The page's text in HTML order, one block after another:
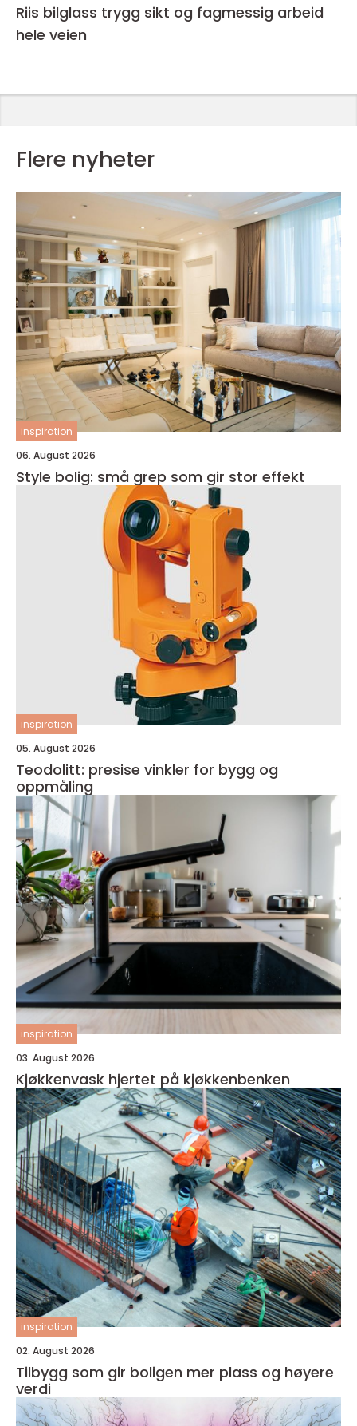
Riis bilglass trygg sikt og fagmessig arbeid
hele veien
Flere nyheter
inspiration
06. August 2026
Style bolig: små grep som gir stor effekt
inspiration
05. August 2026
Teodolitt: presise vinkler for bygg og
oppmåling
inspiration
03. August 2026
Kjøkkenvask hjertet på kjøkkenbenken
inspiration
02. August 2026
Tilbygg som gir boligen mer plass og høyere
verdi